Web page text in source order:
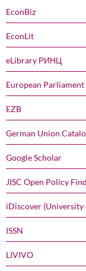
EconBiz
EconLit
eLibrary РИНЦ
European
EZB
German Union
Google Scholar
JISC Open Policy
iDiscover (University
ISSN
LIVIVO